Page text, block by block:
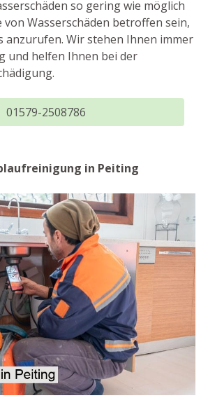
so gering wie möglich
von Wasserschäden betroffen sein,
anzurufen. Wir stehen Ihnen immer
und helfen Ihnen bei der
01579-2508786
in Peiting